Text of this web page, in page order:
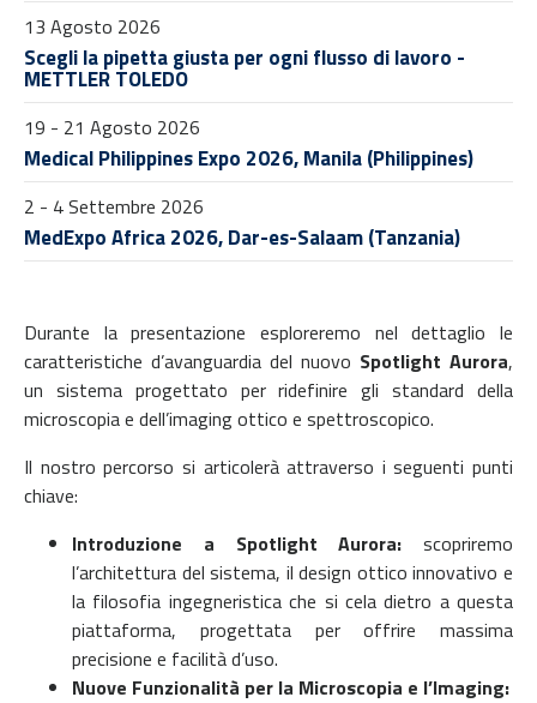
13 Agosto 2026
Scegli la pipetta giusta per ogni flusso di lavoro -
METTLER TOLEDO
19 - 21 Agosto 2026
Medical Philippines Expo 2026, Manila (Philippines)
2 - 4 Settembre 2026
MedExpo Africa 2026, Dar-es-Salaam (Tanzania)
Durante la presentazione esploreremo nel dettaglio le
caratteristiche d’avanguardia del nuovo Spotlight Aurora,
un sistema progettato per ridefinire gli standard della
microscopia e dell’imaging ottico e spettroscopico.
Il nostro percorso si articolerà attraverso i seguenti punti
chiave:
Introduzione a Spotlight Aurora: scopriremo
l’architettura del sistema, il design ottico innovativo e
la filosofia ingegneristica che si cela dietro a questa
piattaforma, progettata per offrire massima
precisione e facilità d’uso.
Nuove Funzionalità per la Microscopia e l’Imaging: